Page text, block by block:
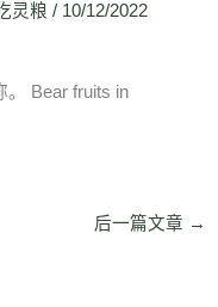
灵粮 / 10/12/2022
。 Bear fruits in
后一篇文章 →